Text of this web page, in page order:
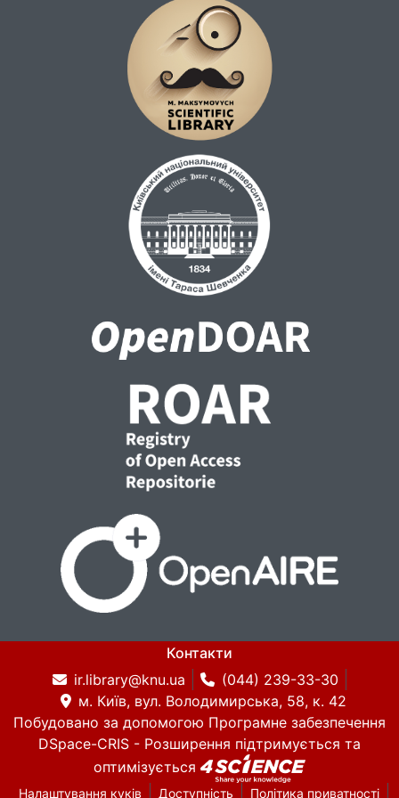
на сході нашої держави. Підкреслюється
роль етнокультури українців, як складової
національної культури, яка має великий
потенціал в утвердженні України у
світовому культурному просторі, є
потужним чинником деконфліктизації в
українському суспільстві та
консолідуючим фактором політичної
єдності українців, особливо в сучасних
умовах гібридної війни.
Контакти
ir.library@knu.ua
(044) 239-33-30
м. Київ, вул. Володимирська, 58, к. 42
Побудовано за допомогою Програмне забезпечення
DSpace-CRIS - Розширення підтримується та
оптимізується
Налаштування куків Доступність Політика приватності